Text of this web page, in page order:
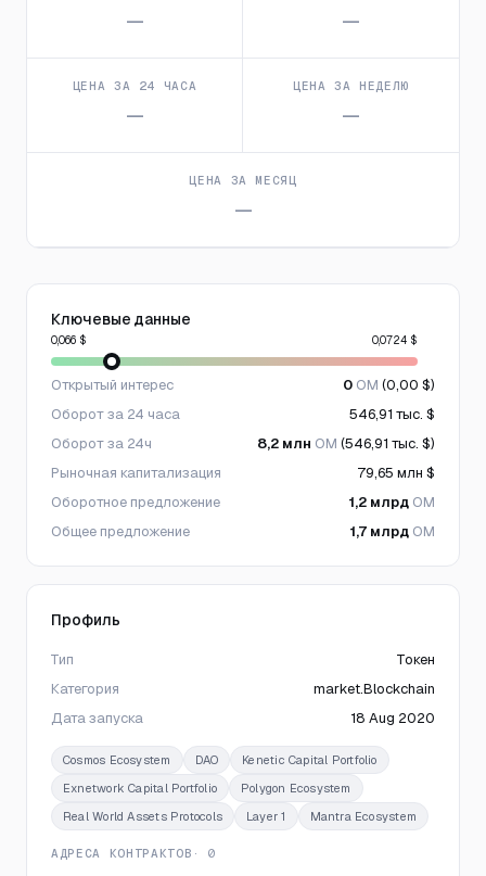
— —
ЦЕНА ЗА 24 ЧАСА
—
ЦЕНА ЗА НЕДЕЛЮ
—
ЦЕНА ЗА МЕСЯЦ
—
Ключевые данные
0,066 $ 0,0724 $
Открытый интерес 0 OM (0,00 $)
Оборот за 24 часа
546,91 тыс. $
Оборот за 24ч
8,2 млн OM (546,91 тыс. $)
Рыночная капитализация
79,65 млн $
Оборотное предложение
1,2 млрд OM
Общее предложение
1,7 млрд OM
Профиль
Тип
Токен
Категория
market.Blockchain
Дата запуска
18 Aug 2020
Cosmos Ecosystem DAO
Kenetic Capital Portfolio
Exnetwork Capital Portfolio
Polygon Ecosystem
Real World Assets Protocols
Layer 1 Mantra Ecosystem
АДРЕСА КОНТРАКТОВ · 0